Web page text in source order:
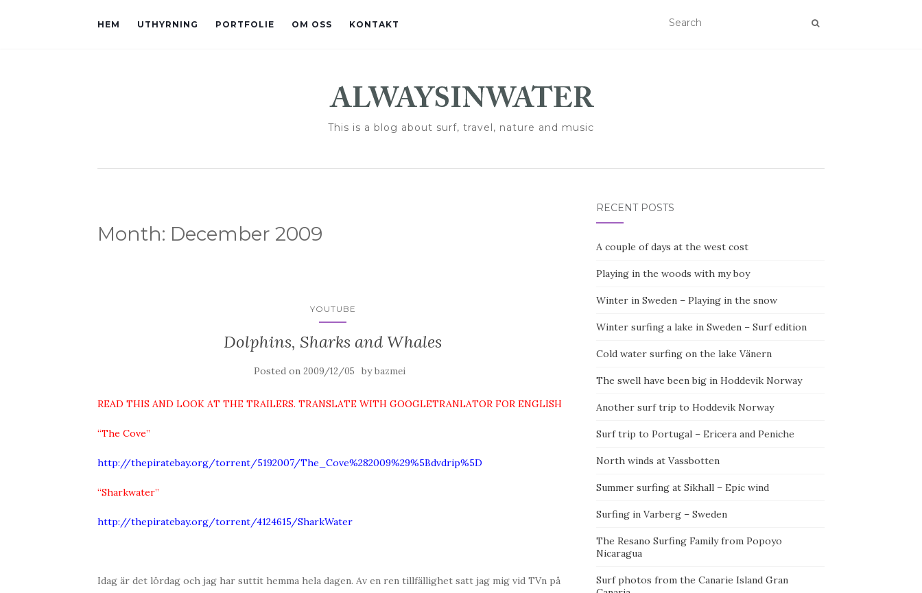
HEM UTHYRNING PORTFOLIE OM OSS KONTAKT
This is a blog about surf, travel, nature and music
Month: December 2009
YOUTUBE
Dolphins, Sharks and Whales
Posted on 2009/12/05 bybazmei
READ THIS AND LOOK AT THE TRAILERS. TRANSLATE WITH GOOGLETRANLATOR FOR ENGLISH
“The Cove”
http://thepiratebay.org/torrent/5192007/The_Cove%282009%29%5Bdvdrip%5D
“Sharkwater”
http://thepiratebay.org/torrent/4124615/SharkWater
Idag är det lördag och jag har suttit hemma hela dagen. Av en ren tillfällighet satt jag mig vid TVn på
RECENT POSTS
A couple of days at the west cost
Playing in the woods with my boy
Winter in Sweden – Playing in the snow
Winter surfing a lake in Sweden – Surf edition
Cold water surfing on the lake Vänern
The swell have been big in Hoddevik Norway
Another surf trip to Hoddevik Norway
Surf trip to Portugal – Ericera and Peniche
North winds at Vassbotten
Summer surfing at Sikhall – Epic wind
Surfing in Varberg – Sweden
The Resano Surfing Family from Popoyo
Nicaragua
Surf photos from the Canarie Island Gran